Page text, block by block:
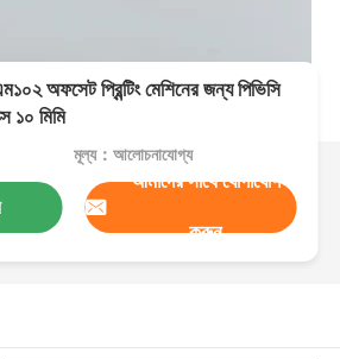
অফসেট প্রিন্টিং মেশিনের জন্য পিভিসি
১০ মিমি
মূল্য：আলোচনাযোগ্য
আমাদের সাথে যোগাযোগ
করুন